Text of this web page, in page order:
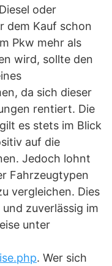
oder
dem Kauf schon
Pkw mehr als
wird, sollte den
da sich dieser
rentiert. Die
es stets im Blick
auf die
Jedoch lohnt
Fahrzeugtypen
vergleichen. Dies
zuverlässig im
unter
. Wer sich